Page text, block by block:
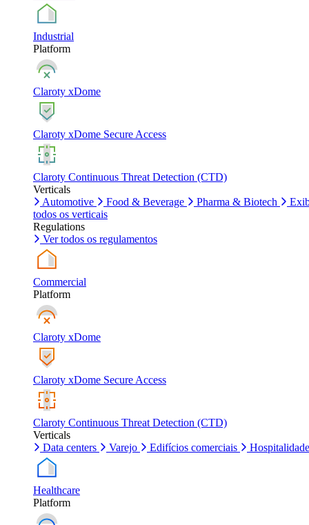
Industrial
Platform
Claroty xDome
Claroty xDome Secure Access
Claroty Continuous Threat Detection (CTD)
Verticals
Automotive
Food & Beverage Pharma & Biotech
todos os verticais
Regulations
Ver todos os regulamentos
Commercial
Platform
Claroty xDome
Claroty xDome Secure Access
Claroty Continuous Threat Detection (CTD)
Verticals
Data centers
Varejo Edifícios comerciais Hospitalidade
Healthcare
Platform